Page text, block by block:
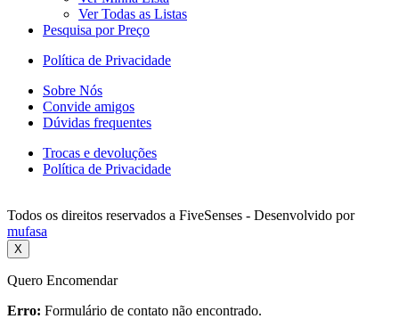
Ver Todas as Listas
Pesquisa por Preço
Política de Privacidade
Sobre Nós
Convide amigos
Dúvidas frequentes
Trocas e devoluções
Política de Privacidade
Todos os direitos reservados a FiveSenses - Desenvolvido por
mufasa
X
Quero Encomendar
Erro: Formulário de contato não encontrado.